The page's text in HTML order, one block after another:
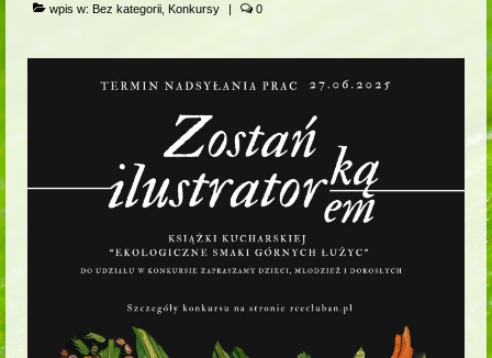
wpis w: Bez kategorii Konkursy | 0